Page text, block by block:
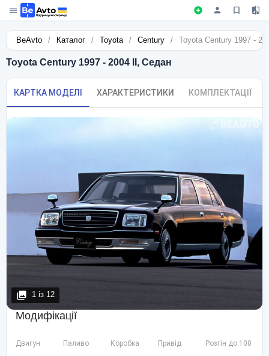
BeAvto / Каталог / Toyota / Century / Toyota Century 1997 -
Toyota Century 1997 - 2004 II, Седан
КАРТКА МОДЕЛІ ХАРАКТЕРИСТИКИ КОМПЛЕКТАЦІЇ
1 із 12
Модифікації
Двигун Паливо Коробка Привід Розгін до 100 км/